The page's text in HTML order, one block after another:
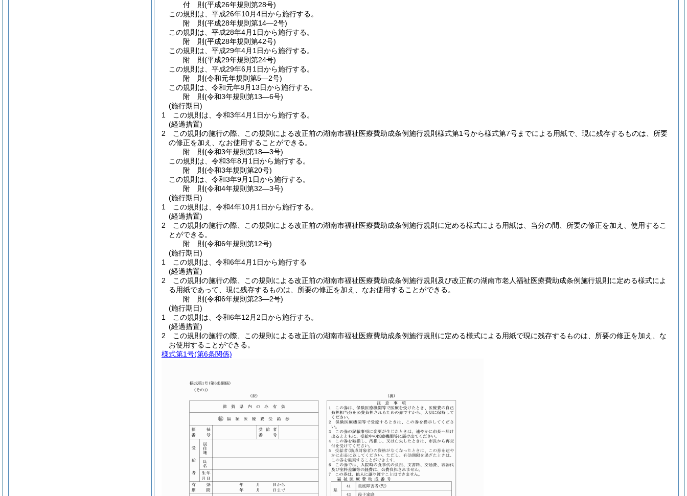
付 則(平成26年規則第28号)
この規則は、平成26年10月4日から施行する。
附 則(平成28年規則第14―2号)
この規則は、平成28年4月1日から施行する。
附 則(平成28年規則第42号)
この規則は、平成29年4月1日から施行する。
附 則(平成29年規則第24号)
この規則は、平成29年6月1日から施行する。
附 則(令和元年規則第5―2号)
この規則は、令和元年8月13日から施行する。
附 則(令和3年規則第13―6号)
(施行期日)
1
この規則は、令和3年4月1日から施行する。
(経過措置)
2
この規則の施行の際、この規則による改正前の湖南市福祉医療費助成条例施行規則様式第1号から様式第7号までによる用紙で、現に残存するものは、所要
の修正を加え、なお使用することができる。
附 則(令和3年規則第18―3号)
この規則は、令和3年8月1日から施行する。
附 則(令和3年規則第20号)
この規則は、令和3年9月1日から施行する。
附 則(令和4年規則第32―3号)
(施行期日)
1
この規則は、令和4年10月1日から施行する。
(経過措置)
2
この規則の施行の際、この規則による改正前の湖南市福祉医療費助成条例施行規則に定める様式による用紙は、当分の間、所要の修正を加え、使用するこ
とができる。
附 則(令和6年規則第12号)
(施行期日)
1
この規則は、令和6年4月1日から施行する
(経過措置)
2
この規則の施行の際、この規則による改正前の湖南市福祉医療費助成条例施行規則及び改正前の湖南市老人福祉医療費助成条例施行規則に定める様式によ
る用紙であって、現に残存するものは、所要の修正を加え、なお使用することができる。
附 則(令和6年規則第23―2号)
(施行期日)
1
この規則は、令和6年12月2日から施行する。
(経過措置)
2
この規則の施行の際、この規則による改正前の湖南市福祉医療費助成条例施行規則に定める様式による用紙で現に残存するものは、所要の修正を加え、な
お使用することができる。
様式第1号(第6条関係)